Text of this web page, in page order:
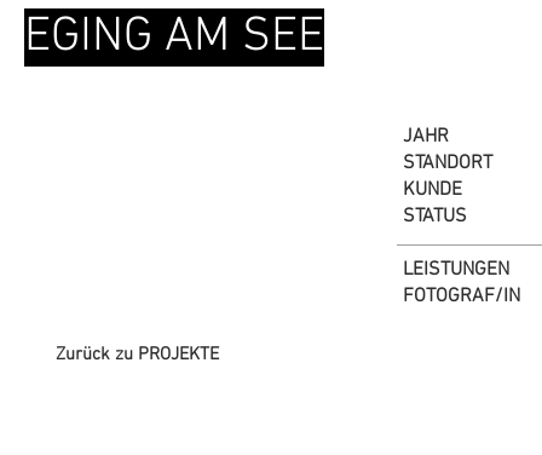
EGING AM SEE
JAHR
STANDORT
KUNDE
STATUS
LEISTUNGEN
FOTOGRAF/IN
Zurück zu PROJEKTE